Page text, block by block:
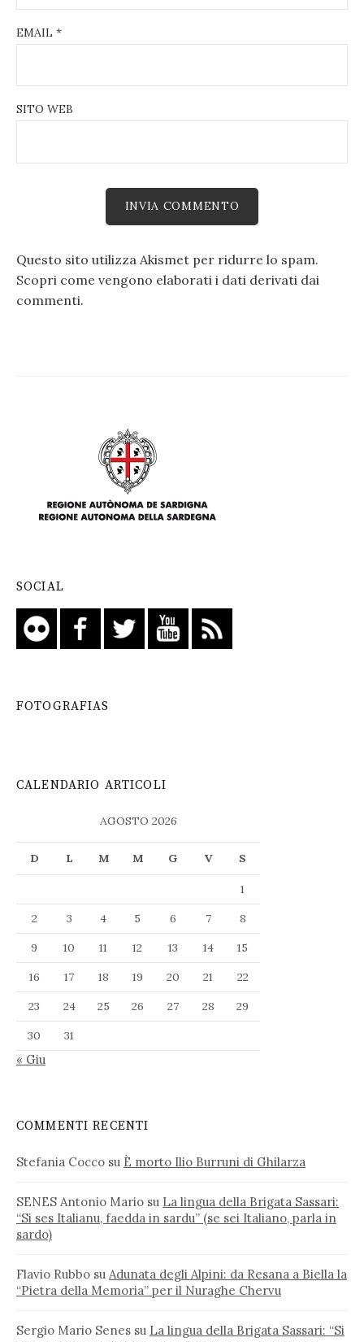
EMAIL *
SITO WEB
Questo sito utilizza Akismet per ridurre lo spam.
Scopri come vengono elaborati i dati derivati dai
commenti.
SOCIAL
FOTOGRAFIAS
CALENDARIO ARTICOLI
AGOSTO 2026
D L M M G V S
1
2
3 4 5 6 7
8
9
10 11 12 13 14
15
16
17 18 19 20 21
22
23
24 25 26 27 28
29
30
31
« Giu
COMMENTI RECENTI
Stefania Cocco su È morto Ilio Burruni di Ghilarza
SENES Antonio Mario su La lingua della Brigata Sassari:
“Si ses Italianu, faedda in sardu” (se sei Italiano, parla in
sardo)
Flavio Rubbo su Adunata degli Alpini: da Resana a Biella la
“Pietra della Memoria” per il Nuraghe Chervu
Sergio Mario Senes su La lingua della Brigata Sassari: “Si